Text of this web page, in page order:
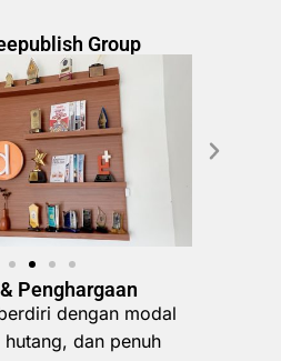
Group
Penghargaan
dengan modal
dan penuh